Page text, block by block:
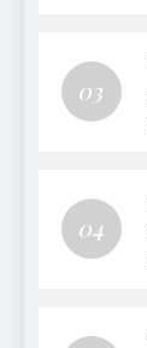
03
04